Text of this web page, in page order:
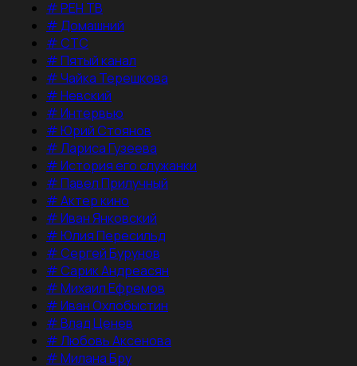
#РЕН ТВ
#Домашний
#СТС
#Пятый канал
#Чайка Терешкова
#Невский
#Интервью
#Юрий Стоянов
#Лариса Гузеева
#История его служанки
#Павел Прилучный
#Актер кино
#Иван Янковский
#Юлия Пересильд
#Сергей Бурунов
#Сарик Андреасян
#Михаил Ефремов
#Иван Охлобыстин
#Влад Ценев
#Любовь Аксенова
#Милана Бру